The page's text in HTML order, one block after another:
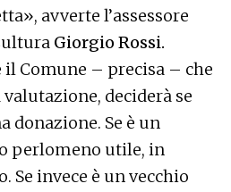
avverte l’assessore
Giorgio Rossi.
Comune – precisa – che
deciderà se
donazione. Se è un
perlomeno utile, in
Se invece è un vecchio